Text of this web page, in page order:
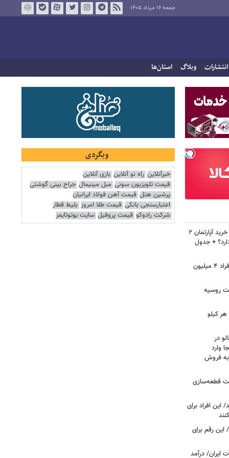
جمعه ۱۶ مرداد ۱۴۰۵
انتشارات وبلاگ استان‌ها
لیست قیمت خرید مسکن در نازی‌آباد/ خرید آپارتمان ۲
+ جدول
سرپرستان خانوار بخوانند/ حساب این افراد ۴ میلیون
روسیه
کیلو
در
وارد
به فروش
قطعه‌سازی
افراد برای
این رقم برای
ایران/ درآمد
وبگردی
خبرآنلاین راه نو آنلاین بازی آنلاین
قیمت تلویزیون سونی مبل مینیمال جراح بینی گوشتی
پرشین هتل قیمت آهن فولاد ایرانیان
اعتبارسنجی بانکی قیمت طلا امروز بلیط قطار
شرکت رادوکو قیمت پروفیل سایت یوتوتایمز